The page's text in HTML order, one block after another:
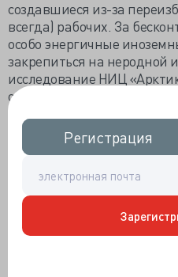
Регистрация
Регистрация
создавшиеся из-за
всегда) рабочих. За
особо энергичные
закрепиться на неродной
исследование НИЦ
осевших среднеазиатских
«Второе-третье
адаптированы, готовы к
условиям. <…> Люди,
экстремальную часть
нормы, без выхода на
энергозатратно и,